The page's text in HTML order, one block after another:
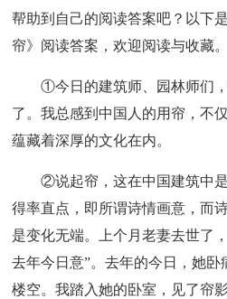
帮助到自己的阅读答案吧？以下
帘》阅读答案，欢迎阅读与收藏。
①今日的建筑师、园林师们
了。我总感到中国人的用帘，不
蕴藏着深厚的文化在内。
②说起帘，这在中国建筑中
得率直点，即所谓诗情画意，而
是变化无端。上个月老妻去世了
去年今日意”。去年的今日，她
楼空。我踏入她的卧室，见了帘